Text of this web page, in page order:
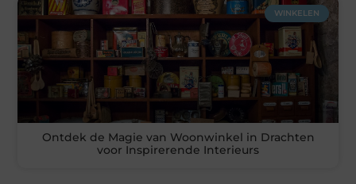
WINKELEN
Ontdek de Magie van Woonwinkel in Drachten
voor Inspirerende Interieurs